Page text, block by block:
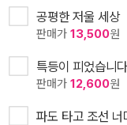
공평한 저울 세상
판매가 13,500원
특등이 피었습니
판매가 12,600원
파도 타고 조선 너